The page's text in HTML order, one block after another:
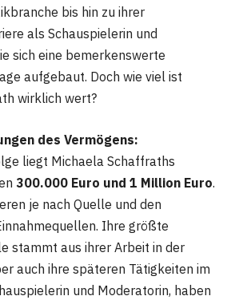
bis hin zu ihrer
als Schauspielerin und
sich eine bemerkenswerte
aufgebaut. Doch wie viel ist
wirklich wert?
des Vermögens:
liegt Michaela Schaffraths
300.000 Euro und 1 Million Euro.
je nach Quelle und den
Ihre größte
stammt aus ihrer Arbeit in der
auch ihre späteren Tätigkeiten im
und Moderatorin, haben